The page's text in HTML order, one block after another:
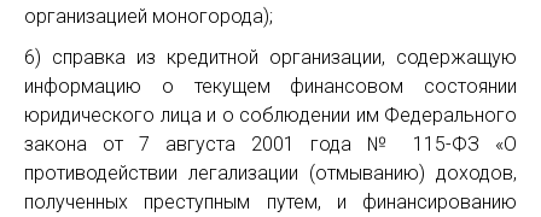
организацией моногорода);
6) справка из кредитной организации, содержащую
информацию о текущем финансовом состоянии
юридического лица и о соблюдении им Федерального
закона от 7 августа 2001 года № 115-ФЗ «О
противодействии легализации (отмыванию) доходов,
полученных преступным путем, и финансированию